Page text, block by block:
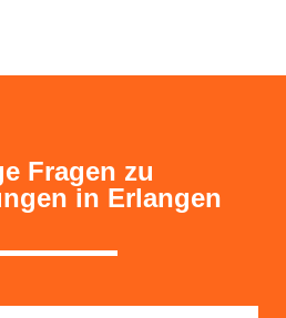
Fragen zu
in Erlangen